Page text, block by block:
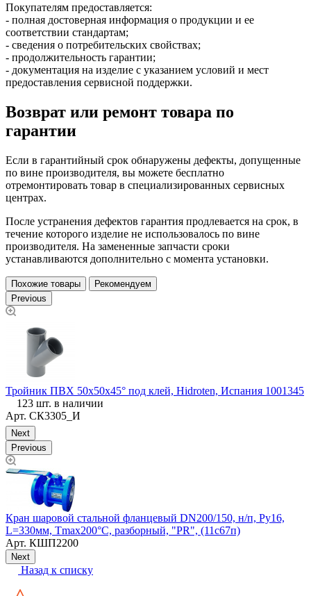
Покупателям предоставляется:
- полная достоверная информация о продукции и ее
соответствии стандартам;
- сведения о потребительских свойствах;
- продолжительность гарантии;
- документация на изделие с указанием условий и мест
предоставления сервисной поддержки.
Возврат или ремонт товара по
гарантии
Если в гарантийный срок обнаружены дефекты, допущенные
по вине производителя, вы можете бесплатно
отремонтировать товар в специализированных сервисных
центрах.
После устранения дефектов гарантия продлевается на срок, в
течение которого изделие не использовалось по вине
производителя. На замененные запчасти сроки
устанавливаются дополнительно с момента установки.
Похожие товары
Рекомендуем
Previous
Тройник ПВХ 50х50х45° под клей, Hidroten, Испания 1001345
123 шт. в наличии
Арт. СК3305_И
Next
Previous
Кран шаровой стальной фланцевый DN200/150, н/п, Ру16,
L=330мм, Tmax200°С, разборный, "PR", (11с67п)
Арт. КШП2200
Next
Назад к списку